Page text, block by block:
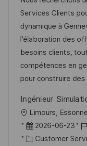
u
m
d
e
r
V
r
ö
f
t
e
g
o
r
i
Services Clients
dynamique à
l'élaboration des
besoins clients,
compétences en
pour construire
Ingénieur
O
r
t
Limours,
D
a
2026-06-23
J
o
K Customer